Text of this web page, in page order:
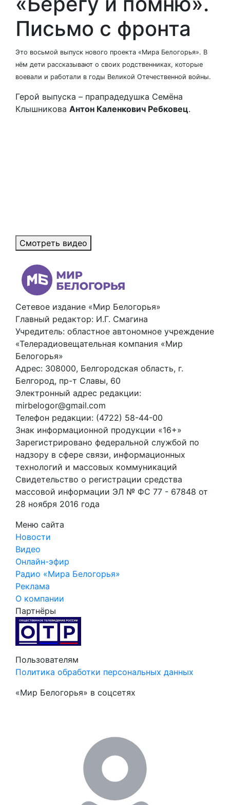
Письмо с фронта
Это восьмой выпуск нового проекта «Мира Белогорья». В
нём дети рассказывают о своих родственниках, которые
воевали и работали в годы Великой Отечественной войны.
Герой выпуска – прапрадедушка Семёна
Клышникова Антон Каленкович Ребковец.
Смотреть видео
Сетевое издание «Мир Белогорья»
Главный редактор: И.Г. Смагина
Учредитель: областное автономное учреждение
«Телерадиовещательная компания «Мир
Белогорья»
Адрес: 308000, Белгородская область, г.
Белгород, пр-т Славы, 60
Электронный адрес редакции:
mirbelogor@gmail.com
Телефон редакции: (4722) 58-44-00
Знак информационной продукции «16+»
Зарегистрировано федеральной службой по
надзору в сфере связи, информационных
технологий и массовых коммуникаций
Свидетельство о регистрации средства
массовой информации ЭЛ № ФС 77 - 67848 от
28 ноября 2016 года
Меню сайта
Новости
Видео
Онлайн-эфир
Радио «Мира Белогорья»
Реклама
О компании
Партнёры
Пользователям
Политика обработки персональных данных
«Мир Белогорья» в соцсетях